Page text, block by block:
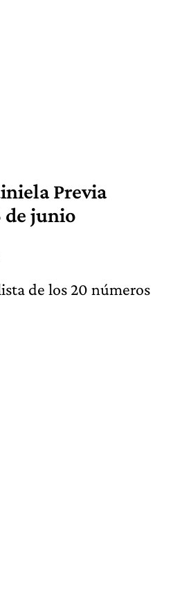
Previa
de junio
de los 20 números